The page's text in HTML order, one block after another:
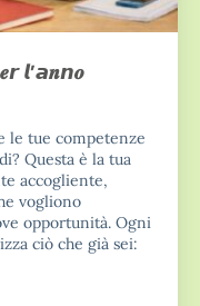
𝙡’𝙖𝒏𝙣𝒐
le tue competenze
Questa è la tua
accogliente,
vogliono
opportunità. Ogni
ciò che già sei: